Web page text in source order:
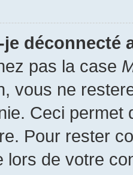
déconnecté
pas la case
vous ne
Ceci permet
Pour rester
lors de votre